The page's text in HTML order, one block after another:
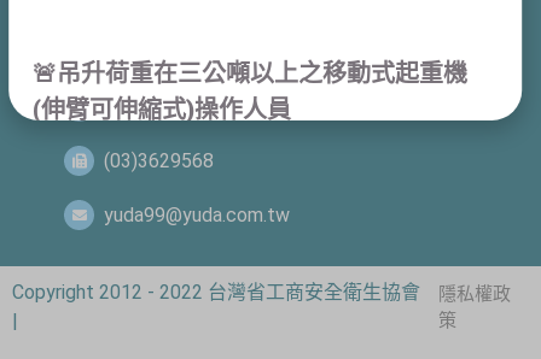
(03)3626828
(03)3629568
yuda99@yuda.com.tw
Copyright 2012 - 2022 台灣省工商安全衛生協會
隱私權政
策
🚨吊升荷重在三公噸以上之移動式起重機
(伸臂可伸縮式)操作人員
學科:8/1-8/9 術科:8/15-8/16(假日日間班)
學科:8/6-8/14 術科:8/15-8/16(平日夜間
🚨吊升荷重在三公噸以上之固定式起重機